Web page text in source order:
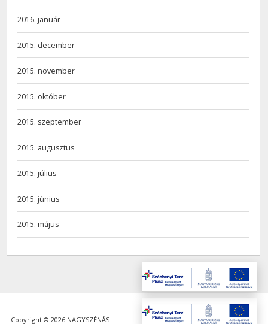
2016. január
2015. december
2015. november
2015. október
2015. szeptember
2015. augusztus
2015. július
2015. június
2015. május
Copyright © 2026 NAGYSZÉNÁS